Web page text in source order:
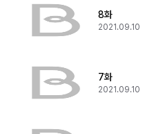
8화
2021.09.10
7화
2021.09.10